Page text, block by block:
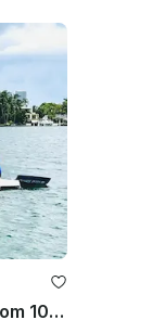
Alugue este lindo 45' Four Winns com 100$ de desconto ou Jetski grátis de segunda a sexta-feira!